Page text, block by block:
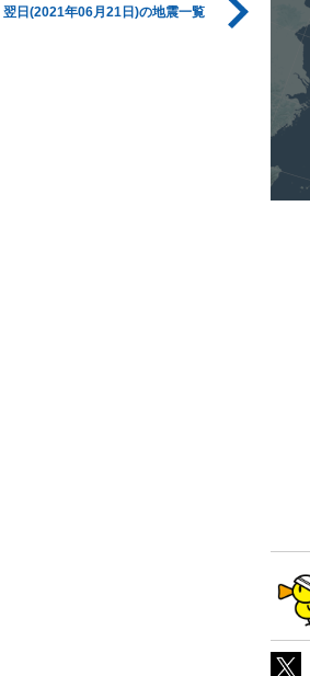
翌日(2021年06月21日)の地震一覧